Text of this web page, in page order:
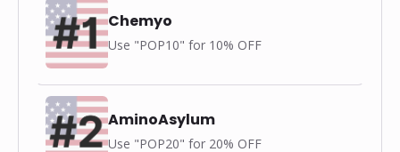
Chemyo
Use "POP10" for 10% OFF
AminoAsylum
Use "POP20" for 20% OFF